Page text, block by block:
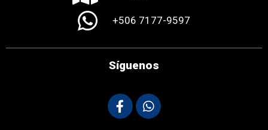
+506 7177-9597
Síguenos